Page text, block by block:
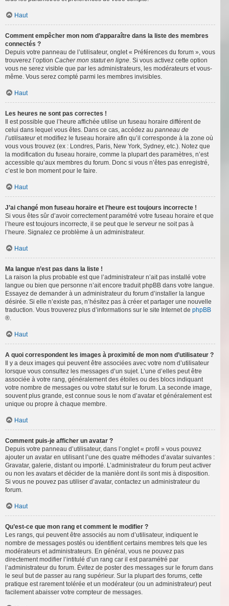
Haut
Comment empêcher mon nom d’apparaître dans la liste des membres
connectés ?
Depuis votre panneau de l’utilisateur, onglet « Préférences du forum », vous
trouverez l’option Cacher mon statut en ligne. Si vous activez cette option
vous ne serez visible que par les administrateurs, les modérateurs et vous-
même. Vous serez compté parmi les membres invisibles.
Haut
Les heures ne sont pas correctes !
Il est possible que l’heure affichée utilise un fuseau horaire différent de
celui dans lequel vous êtes. Dans ce cas, accédez au panneau de
l’utilisateuret modifiez le fuseau horaire afin qu’il corresponde à la zone où
vous vous trouvez (ex : Londres, Paris, New York, Sydney, etc.). Notez que
la modification du fuseau horaire, comme la plupart des paramètres, n’est
accessible qu’aux membres du forum. Donc si vous n’êtes pas enregistré,
c’est le bon moment pour le faire.
Haut
J’ai changé mon fuseau horaire et l’heure est toujours incorrecte !
Si vous êtes sûr d’avoir correctement paramétré votre fuseau horaire et que
l’heure est toujours incorrecte, il se peut que le serveur ne soit pas à
l’heure. Signalez ce problème à un administrateur.
Haut
Ma langue n’est pas dans la liste !
La raison la plus probable est que l’administrateur n’ait pas installé votre
langue ou bien que personne n’ait encore traduit phpBB dans votre langue.
Essayez de demander à un administrateur du forum d’installer la langue
désirée. Si elle n’existe pas, n’hésitez pas à créer et partager une nouvelle
traduction. Vous trouverez plus d’informations sur le site Internet de phpBB
®.
Haut
A quoi correspondent les images à proximité de mon nom d’utilisateur ?
Il y a deux images qui peuvent être associées avec votre nom d’utilisateur
lorsque vous consultez les messages d’un sujet. L’une d’elles peut être
associée à votre rang, généralement des étoiles ou des blocs indiquant
votre nombre de messages ou votre statut sur le forum. La seconde image,
souvent plus grande, est connue sous le nom d’avatar et généralement est
unique ou propre à chaque membre.
Haut
Comment puis-je afficher un avatar ?
Depuis votre panneau d’utilisateur, dans l’onglet « profil » vous pouvez
ajouter un avatar en utilisant l’une des quatre méthodes d’avatar suivantes :
Gravatar, galerie, distant ou importé. L’administrateur du forum peut activer
ou non les avatars et décider de la manière dont ils sont mis à disposition.
Si vous ne pouvez pas utiliser d’avatar, contactez un administrateur du
forum.
Haut
Qu’est-ce que mon rang et comment le modifier ?
Les rangs, qui peuvent être associés au nom d’utilisateur, indiquent le
nombre de messages postés ou identifient certains membres tels que les
modérateurs et administrateurs. En général, vous ne pouvez pas
directement modifier l’intitulé d’un rang car il est paramétré par
l’administrateur du forum. Évitez de poster des messages sur le forum dans
le seul but de passer au rang supérieur. Sur la plupart des forums, cette
pratique est rarement tolérée et un modérateur (ou un administrateur) peut
facilement abaisser votre compteur de messages.